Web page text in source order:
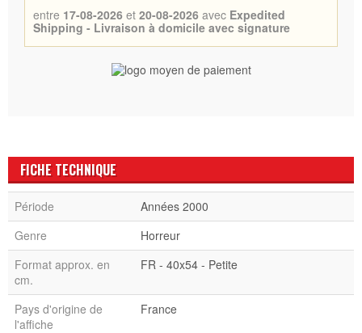
entre 17-08-2026 et 20-08-2026 avec Expedited
Shipping - Livraison à domicile avec signature
FICHE TECHNIQUE
Période
Années 2000
Genre
Horreur
Format approx. en
cm.
FR - 40x54 - Petite
Pays d'origine de
l'affiche
France